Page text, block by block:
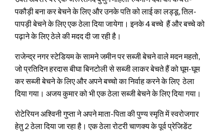
पकौड़ी बना कर बेचने के लिए और उनके पति को लाई का लड्डू, तिल-
पापड़ी बेचने के लिए एक ठेला दिया जायेगा। इनके 4 बच्चे हैं और बच्चे को
पढ़ाने के लिए ठेले की मदद दी जा रही है।
राजेन्द्र नगर स्टेडियम के सामने जमीन पर सब्जी बेचने वाले मदन महतो,
जो प्रतिदिन हरदास बीघा बिनटोली से सब्जी लाकर बेचते हैं को घूम-घूम
कर सब्जी बेचने के लिए और अपने बच्चो का निर्वाह करने के लिए ठेला
दिया गया। अजय कुमार को भी एक ठेला सब्जी बेचने के लिए दिया गया।
रोटेरियन अश्विनी गुप्ता ने अपने माता-पिता की पुण्य स्मृति में स्वरोजगार
हेतु 2 ठेला दिया जा रहा है। एक ठेला रोटरी चाणक्य के पूर्व प्रेजिडेंट